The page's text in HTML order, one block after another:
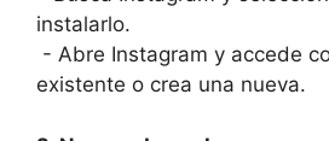
‌instalarlo.
-⁢ Abre​ Instagram y ‌accede
existente o crea una⁣ nueva.